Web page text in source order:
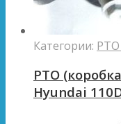
Категории:
PTO
Hyundai